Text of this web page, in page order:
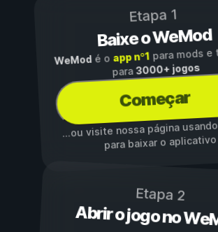
Etapa 1
Baixe o WeMod
WeModé o app nº1para mods e
para3000+ jogos
Começar
...ou visite nossa página
para baixar o aplicativo
Etapa 2
Abrir o jogo no